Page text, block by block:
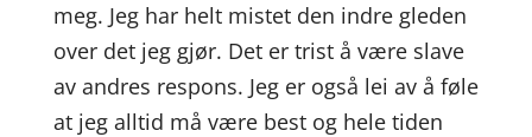
meg. Jeg har helt mistet den indre gleden
over det jeg gjør. Det er trist å være slave
av andres respons. Jeg er også lei av å føle
at jeg alltid må være best og hele tiden